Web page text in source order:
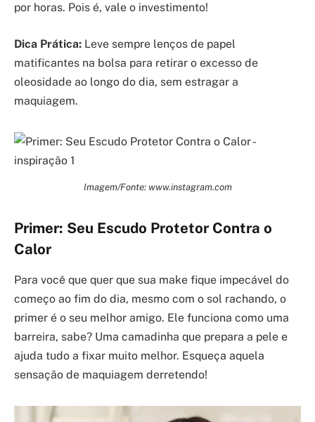
por horas. Pois é, vale o investimento!
Dica Prática: Leve sempre lenços de papel
matificantes na bolsa para retirar o excesso de
oleosidade ao longo do dia, sem estragar a
maquiagem.
Imagem/Fonte: www.instagram.com
Primer: Seu Escudo Protetor Contra o
Calor
Para você que quer que sua make fique impecável do
começo ao fim do dia, mesmo com o sol rachando, o
primer é o seu melhor amigo. Ele funciona como uma
barreira, sabe? Uma camadinha que prepara a pele e
ajuda tudo a fixar muito melhor. Esqueça aquela
sensação de maquiagem derretendo!